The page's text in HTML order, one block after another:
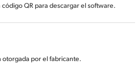
QR para descargar el software.
otorgada por el fabricante.